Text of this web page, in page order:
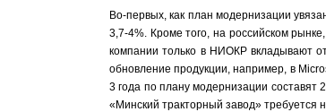
Во-первых, как план модернизации
3,7-4%. Кроме того, на российском
компании только в НИОКР вкладывают
обновление продукции, например, в
3 года по плану модернизации
«Минский тракторный завод»